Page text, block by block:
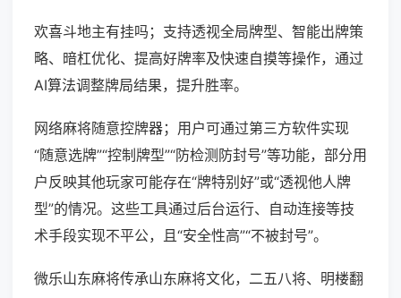
欢喜斗地主有挂吗；支持透视全局牌型、智能出牌策
略、暗杠优化、提高好牌率及快速自摸等操作，通过
AI算法调整牌局结果，提升胜率。
网络麻将随意控牌器；用户可通过第三方软件实现
“随意选牌”“控制牌型”“防检测防封号”等功能，部分用
户反映其他玩家可能存在“牌特别好”或“透视他人牌
型”的情况。这些工具通过后台运行、自动连接等技
术手段实现不平公，且“安全性高”“不被封号”。
微乐山东麻将传承山东麻将文化，二五八将、明楼翻